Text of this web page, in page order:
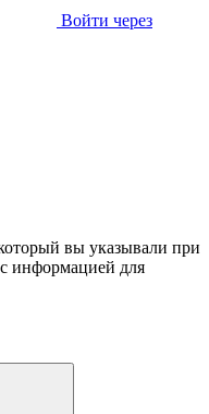
Войти через
вы указывали при
информацией для